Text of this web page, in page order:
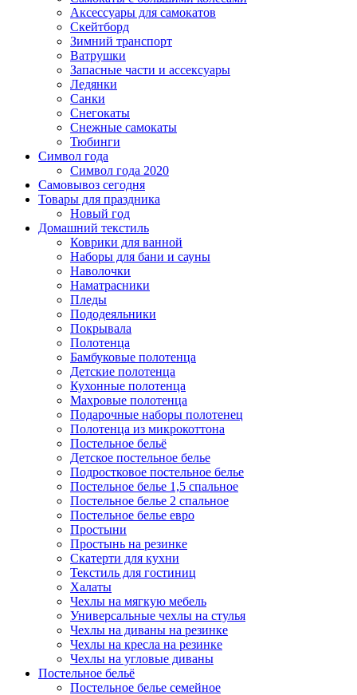
Аксессуары для самокатов
Скейтборд
Зимний транспорт
Ватрушки
Запасные части и ассексуары
Ледянки
Санки
Снегокаты
Снежные самокаты
Тюбинги
Символ года
Символ года 2020
Самовывоз сегодня
Товары для праздника
Новый год
Домашний текстиль
Коврики для ванной
Наборы для бани и сауны
Наволочки
Наматрасники
Пледы
Пододеяльники
Покрывала
Полотенца
Бамбуковые полотенца
Детские полотенца
Кухонные полотенца
Махровые полотенца
Подарочные наборы полотенец
Полотенца из микрокоттона
Постельное бельё
Детское постельное белье
Подростковое постельное белье
Постельное белье 1,5 спальное
Постельное белье 2 спальное
Постельное белье евро
Простыни
Простынь на резинке
Скатерти для кухни
Текстиль для гостиниц
Халаты
Чехлы на мягкую мебель
Универсальные чехлы на стулья
Чехлы на диваны на резинке
Чехлы на кресла на резинке
Чехлы на угловые диваны
Постельное бельё
Постельное белье семейное